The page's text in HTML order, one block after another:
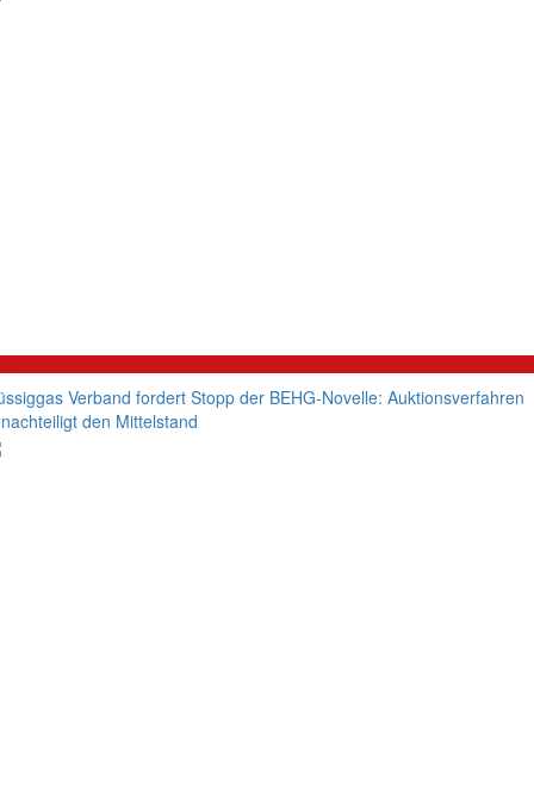
Verband fordert Stopp der BEHG-Novelle: Auktionsverfahren
den Mittelstand